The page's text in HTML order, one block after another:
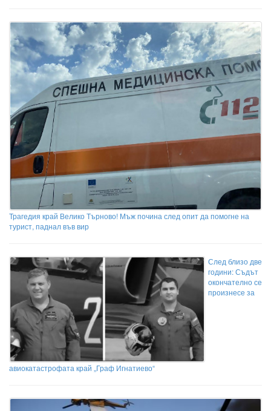
Трагедия край Велико Търново! Мъж почина след опит да помогне на
турист, паднал във вир
След близо две
години: Съдът
окончателно се
произнесе за
авиокатастрофата край „Граф Игнатиево“